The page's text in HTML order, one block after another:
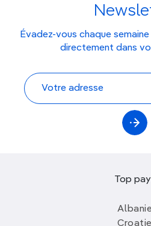
Évadez-vous chaque
directement dans
Top
Croatie